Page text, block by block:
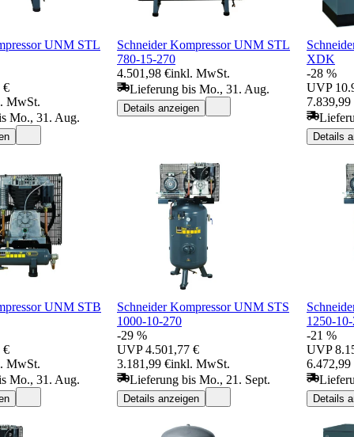
UNM STL
€
MwSt.
Mo., 31. Aug.
Schneider Kompressor UNM STL
780-15-270
4.501,98 €inkl. MwSt.
Lieferung bis Mo., 31. Aug.
Details anzeigen
XDK
-28 %
UVP
7.839,99
Details
UNM STB
€
MwSt.
Mo., 31. Aug.
Schneider Kompressor UNM STS
1000-10-270
-29 %
UVP 4.501,77 €
3.181,99 €inkl. MwSt.
Lieferung bis Mo., 21. Sept.
Details anzeigen
1250-
-21 %
UVP
6.472,99
Details